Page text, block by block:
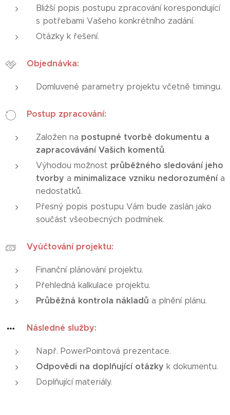
Bližší popis postupu zpracování korespondující
s potřebami Vašeho konkrétního zadání.
Otázky k řešení.
Objednávka:
Domluvené parametry projektu včetně timingu.
Postup zpracování:
Založen na postupné tvorbě dokumentu a
zapracovávání Vašich komentů.
Výhodou možnost průběžného sledování jeho
tvorby a minimalizace vzniku nedorozuměnía
nedostatků.
Přesný popis postupu Vám bude zaslán jako
součást všeobecných podmínek.
Vyúčtování projektu:
Finanční plánování projektu.
Přehledná kalkulace projektu.
Průběžná kontrola nákladů a plnění plánu.
Následné služby:
Např. PowerPointová prezentace.
Odpovědi na doplňující otázky k dokumentu.
Doplňující materiály.